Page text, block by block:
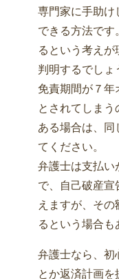
専門家に手助け
できる方法です
るという考え
判明するでしょ
免責期間が７年
とされてしま
ある場合は、同
てください。
弁護士は支払い
で、自己破産宣
えますが、その
るという場合も
弁護士なら、初
とか返済計画を